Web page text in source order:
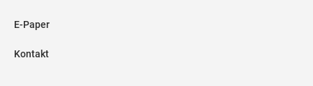
E-Paper
Kontakt